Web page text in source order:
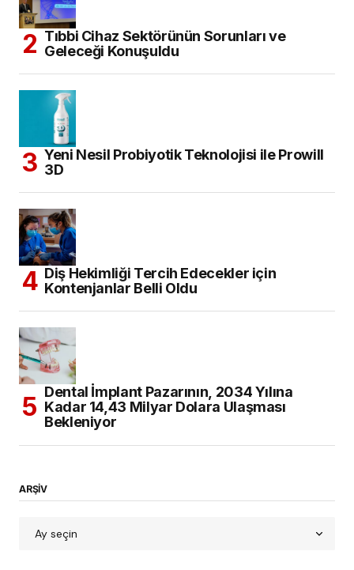
Tıbbi Cihaz Sektörünün Sorunları ve
Geleceği Konuşuldu
Yeni Nesil Probiyotik Teknolojisi ile Prowill
3D
Diş Hekimliği Tercih Edecekler için
Kontenjanlar Belli Oldu
Dental İmplant Pazarının, 2034 Yılına
Kadar 14,43 Milyar Dolara Ulaşması
Bekleniyor
ARŞİV